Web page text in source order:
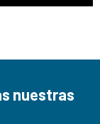
nuestras